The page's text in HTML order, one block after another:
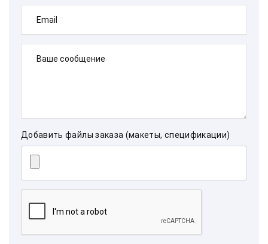
Email
Ваше сообщение
Добавить файлы заказа (макеты, спецификации)